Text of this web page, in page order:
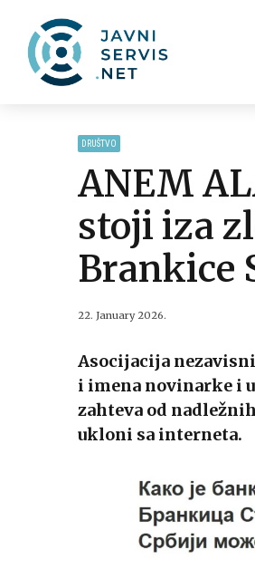
DRUŠTVO
ANEM
stoji iza
Brankice
22. January 2026.
Asocijacija
i imena novinarke i
zahteva od
ukloni sa interneta.